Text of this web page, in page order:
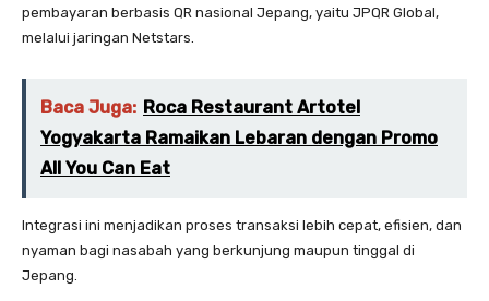
pembayaran berbasis QR nasional Jepang, yaitu JPQR Global,
melalui jaringan Netstars.
Baca Juga: Roca Restaurant Artotel
Yogyakarta Ramaikan Lebaran dengan Promo
All You Can Eat
Integrasi ini menjadikan proses transaksi lebih cepat, efisien, dan
nyaman bagi nasabah yang berkunjung maupun tinggal di
Jepang.